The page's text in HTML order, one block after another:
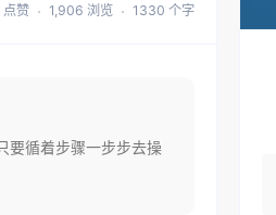
点赞 1,906 浏览 1330 个字
要循着步骤一步步去操